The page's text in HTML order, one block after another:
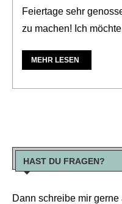
Feiertage sehr
zu machen! Ich
MEHR LESEN
HAST DU FRAGEN?
Dann schreibe mir